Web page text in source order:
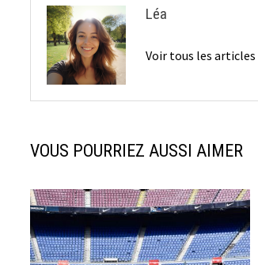
Léa
Voir tous les
VOUS POURRIEZ AUSSI AIMER